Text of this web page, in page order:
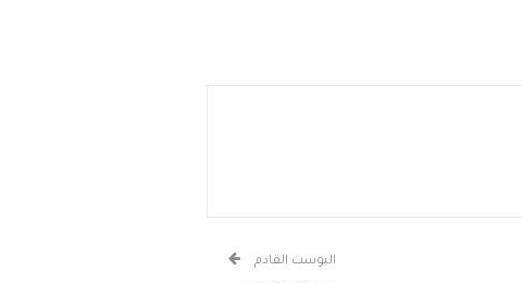
البوست القادم